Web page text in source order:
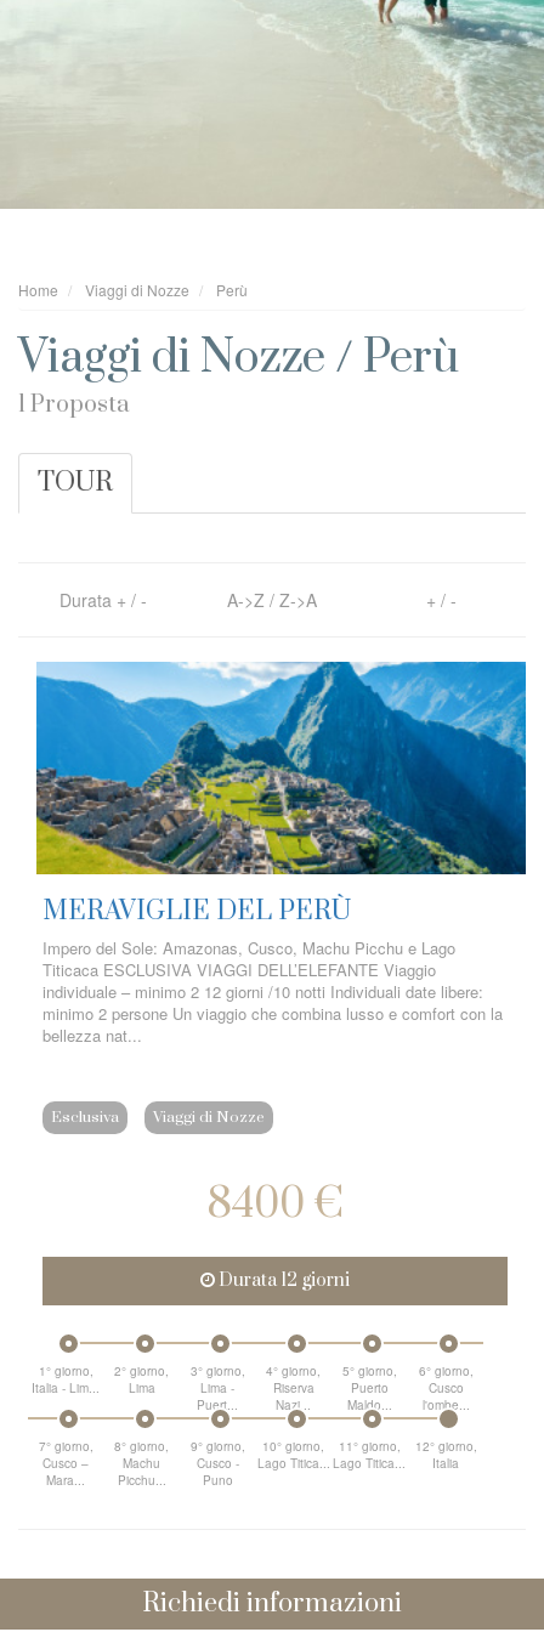
Home Viaggi di Nozze Perù
Viaggi di Nozze / Perù
1 Proposta
TOUR
Durata + / - A->Z / Z->A + / -
MERAVIGLIE DEL PERÙ
Impero del Sole: Amazonas, Cusco, Machu Picchu e Lago
Titicaca ESCLUSIVA VIAGGI DELL’ELEFANTE Viaggio
individuale – minimo 2 12 giorni /10 notti Individuali date libere:
minimo 2 persone Un viaggio che combina lusso e comfort con la
bellezza nat...
Esclusiva Viaggi di Nozze
8400 €
Durata 12 giorni
1° giorno,
Italia - Lim...
2° giorno,
Lima
3° giorno,
Lima -
Puert...
4° giorno,
Riserva
Nazi...
5° giorno,
Puerto
Maldo...
6° giorno,
Cusco
l'ombe...
7° giorno,
Cusco –
Mara...
8° giorno,
Machu
Picchu...
9° giorno,
Cusco -
Puno
10° giorno,
Lago Titica...
11° giorno,
Lago Titica...
12° giorno,
Italia
Richiedi informazioni